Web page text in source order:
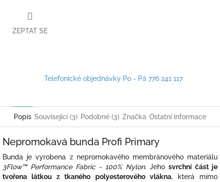
ZEPTAT SE
Telefonické objednávky Po - Pá 776 241 117
Popis Související (3) Podobné (3) Značka Ostatní informace
Nepromokavá bunda Profi Primary
Bunda je vyrobena z nepromokavého membránového materiálu
3Flow™ Performance Fabric - 100% Nylon. Jeho svrchní část je
tvořena látkou z tkaného polyesterového vlákna, která mimo